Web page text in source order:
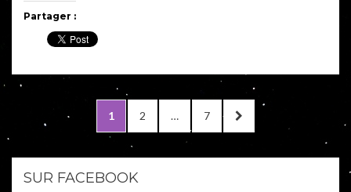
Partager :
Navigation
articles
PAGE
1 PAGE
2 … PAGE
7
NEXT
PAGE
SUR FACEBOOK